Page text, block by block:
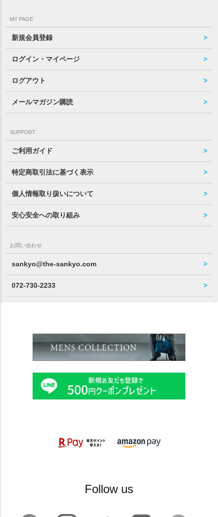
MY PAGE
新規会員登録
ログイン・マイページ
ログアウト
メールマガジン購読
SUPPORT
ご利用ガイド
特定商取引法に基づく表示
個人情報取り扱いについて
安心安全への取り組み
お問い合わせ
sankyo@the-sankyo.com
072-730-2233
Follow us